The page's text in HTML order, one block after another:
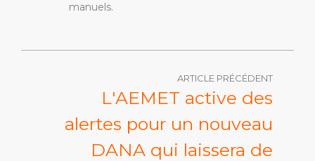
manuels.
ARTICLE PRÉCÉDENT
L'AEMET active des
alertes pour un nouveau
DANA qui laissera de